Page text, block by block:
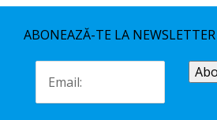
ABONEAZĂ-TE LA NEWSLETTER